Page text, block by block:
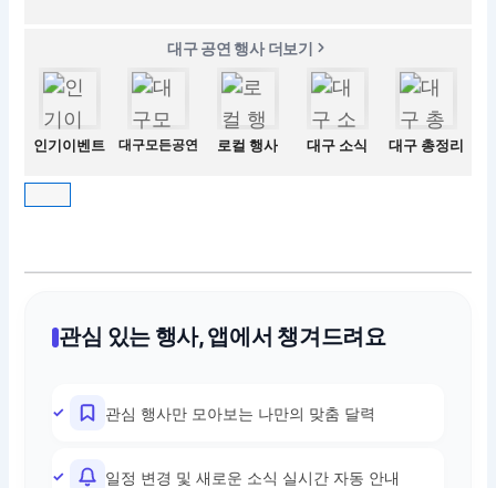
대구 공연 행사 더보기
인기이벤트 대구모든공연 로컬 행사 대구 소식 대구 총정리
관심 있는 행사, 앱에서 챙겨드려요
관심 행사만 모아보는 나만의 맞춤 달력
일정 변경 및 새로운 소식 실시간 자동 안내